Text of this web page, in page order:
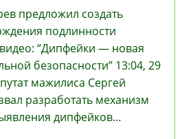
предложил создать
подлинности
“Дипфейки — новая
безопасности” 13:04, 29
мажилиса Сергей
разработать механизм
дипфейков…